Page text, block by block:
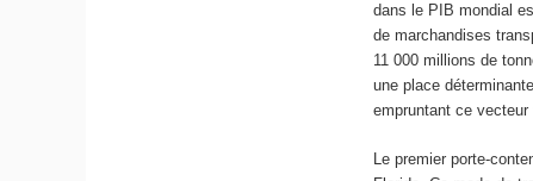
dans le PIB mondial
de marchandises
11 000 millions de
une place
empruntant ce
Le premier porte-